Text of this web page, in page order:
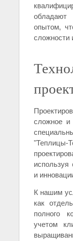
опытом,
сложности
сложное и
"Теплицы-
используя
и
К нашим
как
полного
учетом